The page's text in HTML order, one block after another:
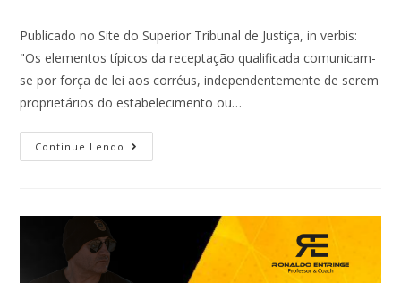
Publicado no Site do Superior Tribunal de Justiça, in verbis:
"Os elementos típicos da receptação qualificada comunicam-
se por força de lei aos corréus, independentemente de serem
proprietários do estabelecimento ou…
Continue Lendo